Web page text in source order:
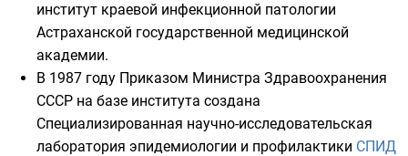
институт краевой инфекционной патологии
Астраханской государственной медицинской
академии.
В 1987 году Приказом Министра Здравоохранения
СССР на базе института создана
Специализированная научно-исследовательская
лаборатория эпидемиологии и профилактики СПИД